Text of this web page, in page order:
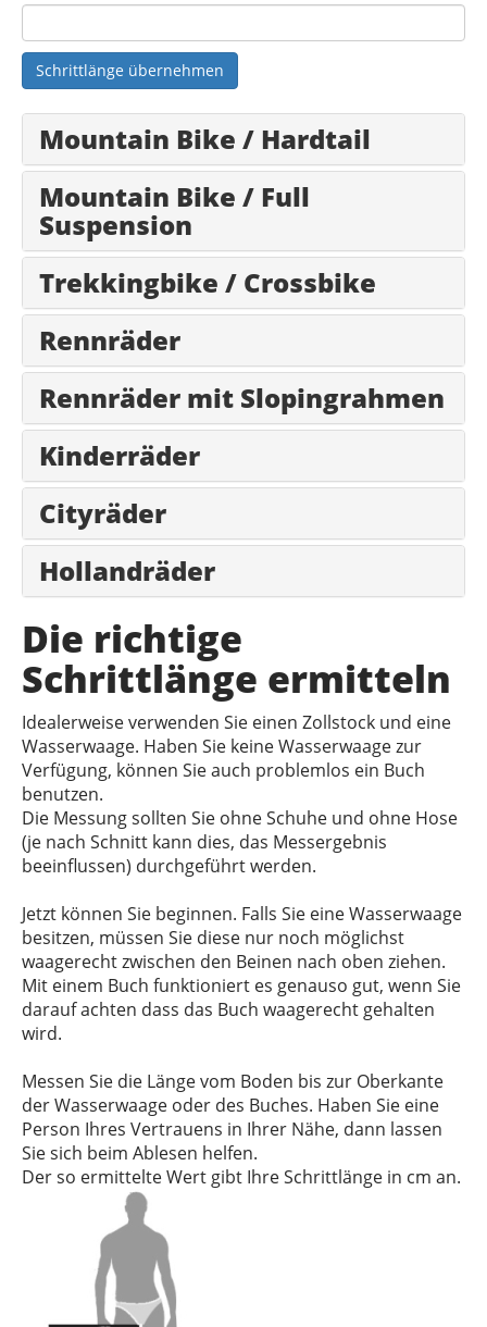
Schrittlänge übernehmen
Mountain Bike / Hardtail
Mountain Bike / Full
Suspension
Trekkingbike / Crossbike
Rennräder
Rennräder mit Slopingrahmen
Kinderräder
Cityräder
Hollandräder
Die richtige
Schrittlänge ermitteln
Idealerweise verwenden Sie einen Zollstock und eine
Wasserwaage. Haben Sie keine Wasserwaage zur
Verfügung, können Sie auch problemlos ein Buch
benutzen.
Die Messung sollten Sie ohne Schuhe und ohne Hose
(je nach Schnitt kann dies, das Messergebnis
beeinflussen) durchgeführt werden.
Jetzt können Sie beginnen. Falls Sie eine Wasserwaage
besitzen, müssen Sie diese nur noch möglichst
waagerecht zwischen den Beinen nach oben ziehen.
Mit einem Buch funktioniert es genauso gut, wenn Sie
darauf achten dass das Buch waagerecht gehalten
wird.
Messen Sie die Länge vom Boden bis zur Oberkante
der Wasserwaage oder des Buches. Haben Sie eine
Person Ihres Vertrauens in Ihrer Nähe, dann lassen
Sie sich beim Ablesen helfen.
Der so ermittelte Wert gibt Ihre Schrittlänge in cm an.